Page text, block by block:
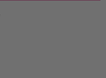
shopping_cart
ersetzt Canon